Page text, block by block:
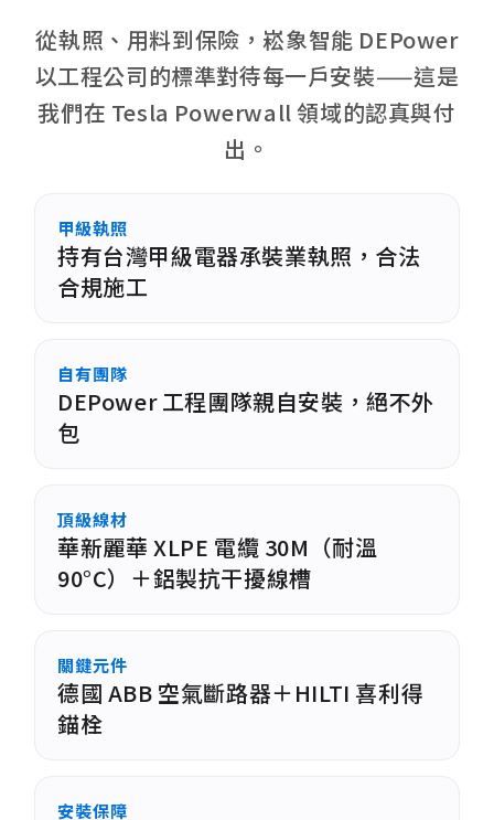
從執照、用料到保險，崧象智能 DEPower
以工程公司的標準對待每一戶安裝——這是
我們在 Tesla Powerwall 領域的認真與付
出。
甲級執照
持有台灣甲級電器承裝業執照，合法
合規施工
自有團隊
DEPower 工程團隊親自安裝，絕不外
包
頂級線材
華新麗華 XLPE 電纜 30M（耐溫
90°C）＋鋁製抗干擾線槽
關鍵元件
德國 ABB 空氣斷路器＋HILTI 喜利得
錨栓
安裝保障